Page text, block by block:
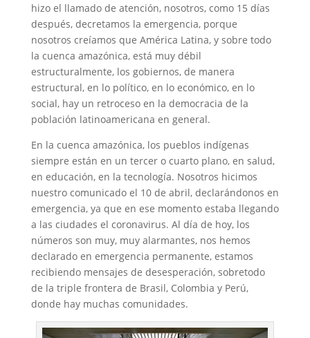
hizo el llamado de atención, nosotros, como 15 días
después, decretamos la emergencia, porque
nosotros creíamos que América Latina, y sobre todo
la cuenca amazónica, está muy débil
estructuralmente, los gobiernos, de manera
estructural, en lo político, en lo económico, en lo
social, hay un retroceso en la democracia de la
población latinoamericana en general.
En la cuenca amazónica, los pueblos indígenas
siempre están en un tercer o cuarto plano, en salud,
en educación, en la tecnología. Nosotros hicimos
nuestro comunicado el 10 de abril, declarándonos en
emergencia, ya que en ese momento estaba llegando
a las ciudades el coronavirus. Al día de hoy, los
números son muy, muy alarmantes, nos hemos
declarado en emergencia permanente, estamos
recibiendo mensajes de desesperación, sobretodo
de la triple frontera de Brasil, Colombia y Perú,
donde hay muchas comunidades.